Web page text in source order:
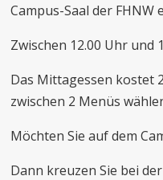
Campus-Saal der FHNW
Zwischen 12.00 Uhr und
Das Mittagessen kostet
zwischen 2 Menüs
Möchten Sie auf dem
Dann kreuzen Sie bei